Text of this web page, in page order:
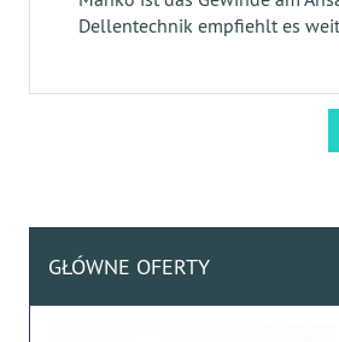
Dellentechnik empfiehlt es
GŁÓWNE OFERTY